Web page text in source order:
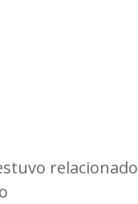
relacionado